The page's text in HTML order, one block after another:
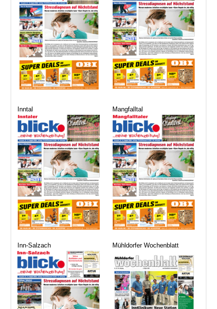
Inntal Mangfalltal
Inn-Salzach Mühldorfer Wochenblatt